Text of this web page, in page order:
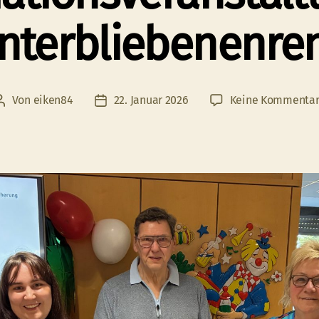
Von eiken84 Veröffentlichungsdatum
22. Januar 2026 Keine